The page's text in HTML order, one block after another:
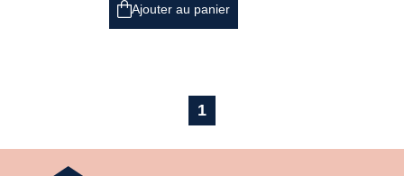
Ajouter au panier
1